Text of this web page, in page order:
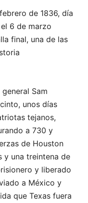
de 1836, día
6 de marzo
final, una de las
Sam
unos días
tejanos,
a 730 y
de Houston
y una treintena de
y liberado
a México y
que Texas fuera